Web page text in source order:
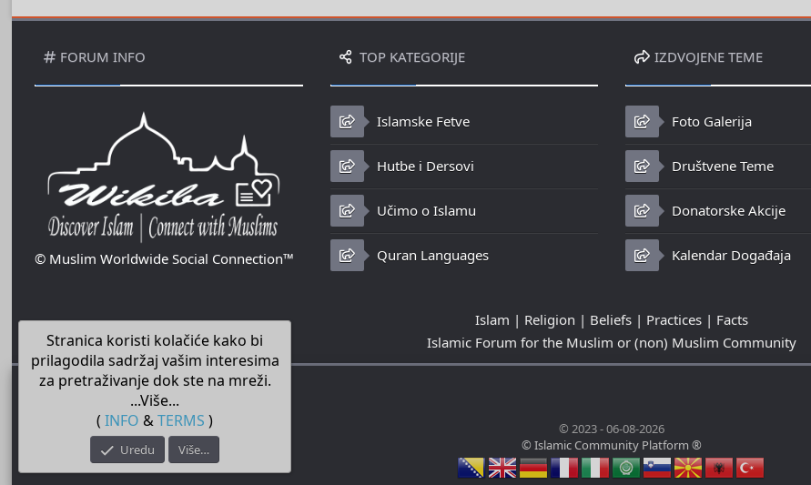
FORUM INFO
© Muslim Worldwide Social Connection™
TOP KATEGORIJE
Islamske Fetve
Hutbe i Dersovi
Učimo o Islamu
Quran Languages
IZDVOJENE TEME
Foto Galerija
Društvene Teme
Donatorske Akcije
Kalendar Događaja
Islam | Religion | Beliefs | Practices | Facts
Islamic Forum for the Muslim or (non) Muslim Community
© 2023 - 06-08-2026
© Islamic Community Platform ®
Stranica koristi kolačiće kako bi
prilagodila sadržaj vašim interesima
za pretraživanje dok ste na mreži.
...Više...
( INFO &TERMS )
Uredu Više…